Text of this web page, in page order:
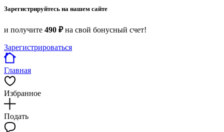
Зарегистрируйтесь на нашем сайте
и получите 490 ₽на свой бонусный счет!
Зарегистрироваться
Главная
Избранное
Подать